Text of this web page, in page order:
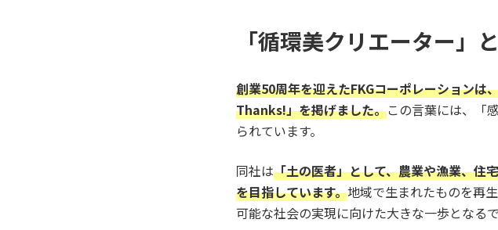
「循環美クリエーター」
創業50周年を迎えたFKGコーポレーションは
Thanks!」を掲げました。この言葉には、「
られています。
同社は「土の医者」として、農業や漁業、住
を目指しています。地域で生まれたものを再
可能な社会の実現に向けた大きな一歩となるで